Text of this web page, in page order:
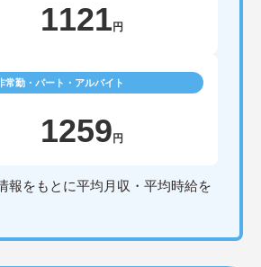
1121 円
常勤・パート・アルバイト
1259 円
報をもとに平均月収・平均時給を